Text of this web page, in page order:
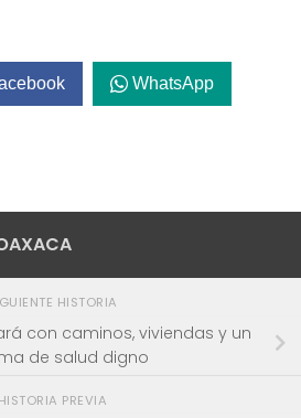
WhatsApp
HISTORIA
con caminos, viviendas y un
de salud digno
HISTORIA PREVIA